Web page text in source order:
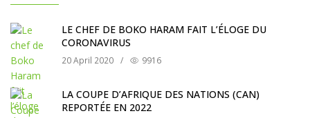
LE CHEF DE BOKO HARAM FAIT L’ÉLOGE DU
CORONAVIRUS
20 April 2020 / 9916
LA COUPE D’AFRIQUE DES NATIONS (CAN)
REPORTÉE EN 2022